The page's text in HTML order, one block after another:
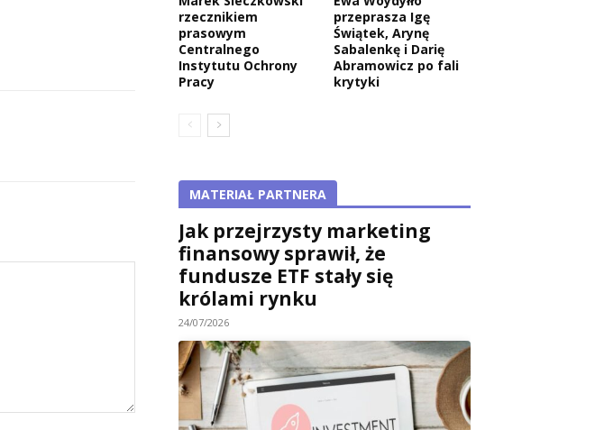
rzecznikiem
prasowym
Centralnego
Instytutu Ochrony
Pracy
przeprasza Igę
Świątek, Arynę
Sabalenkę i Darię
Abramowicz po fali
krytyki
MATERIAŁ PARTNERA
Jak przejrzysty marketing
finansowy sprawił, że
fundusze ETF stały się
królami rynku
24/07/2026